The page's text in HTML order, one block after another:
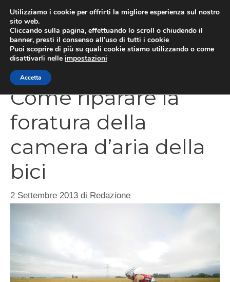
contenuto
Come riparare la
foratura della
camera d’aria della
bici
2 Settembre 2013 di Redazione
Utilizziamo i cookie per offrirti la migliore esperienza sul nostro
sito web.
Cliccando sulla pagina, effettuando lo scroll o chiudendo il
banner, presti il consenso all’uso di tutti i cookie
Puoi scoprire di più su quali cookie stiamo utilizzando o come
disattivarli nelle impostazioni
Accetta